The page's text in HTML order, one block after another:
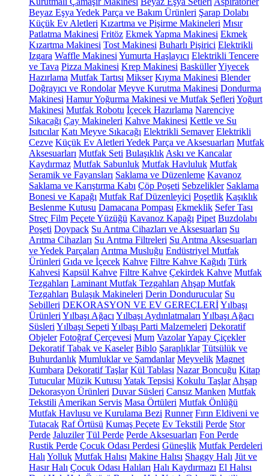
Beyaz Eşya Yedek Parça ve Bakım Ürünleri Şarap Dolabı
Küçük Ev Aletleri Kızartma ve Pişirme Makineleri Mısır
Patlatma Makinesi Fritöz Ekmek Yapma Makinesi Ekmek
Kızartma Makinesi Tost Makinesi Buharlı Pişirici Elektrikli
Izgara Waffle Makinesi Yumurta Haşlayıcı Elektrikli Tencere
ve Tava Pizza Makinesi Krep Makinesi BasküllerYiyecek
Hazırlama Mutfak Tartısı Mikser Kıyma Makinesi Blender
Doğrayıcı ve Rondolar Meyve Kurutma Makinesi Dondurma
Makinesi Hamur Yoğurma Makinesi ve Mutfak Şefleri Yoğurt
Makinesi Mutfak Robotu İçecek Hazırlama Narenciye
Sıkacağı Çay Makineleri Kahve Makinesi Kettle ve Su
Isıtıcılar Katı Meyve Sıkacağı Elektrikli Semaver Elektrikli
Cezve Küçük Ev Aletleri Yedek Parça ve Aksesuarları Mutfak
Aksesuarları Mutfak Seti Bulaşıklık Askı ve Kancalar
Kaydırmaz Mutfak Sabunluk Mutfak Havluluk Mutfak
Seramik ve Fayansları Saklama ve Düzenleme Kavanoz
Saklama ve Karıştırma Kabı Çöp Poşeti Sebzelikler Saklama
Bonesi ve Kapağı Mutfak Raf Düzenleyici Poşetlik Kaşıklık
Beslenme Kutusu Damacana Pompası Ekmeklik Sefer Tası
Streç Film Peçete Yüzüğü Kavanoz Kapağı Pipet Buzdolabı
Poşeti Doypack Su Arıtma Cihazları ve Aksesuarları Su
Arıtma Cihazları Su Arıtma Filtreleri Su Arıtma Aksesuarları
ve Yedek Parçaları Arıtma Musluğu Endüstriyel Mutfak
Ürünleri Gıda ve İçecek Kahve Filtre Kahve Kağıdı Türk
Kahvesi Kapsül Kahve Filtre Kahve Çekirdek Kahve Mutfak
Tezgahları Laminant Mutfak Tezgahları Ahşap Mutfak
Tezgahları Bulaşık Makineleri Derin Dondurucular Su
Sebilleri DEKORASYON VE EV GEREÇLERİYılbaşı
Ürünleri Yılbaşı Ağacı Yılbaşı Aydınlatmaları Yılbaşı Ağacı
Süsleri Yılbaşı Sepeti Yılbaşı Parti Malzemeleri Dekoratif
Objeler Fotoğraf Çerçevesi Mum VazolarYapay Çiçekler
Dekoratif Tabak ve Kaseler Biblo Şaraplıklar Tütsülük ve
Buhurdanlık Mumluklar ve Şamdanlar Meyvelik Magnet
Kumbara Dekoratif Taşlar Kül Tablası Nazar Boncuğu Kitap
Tutucular Müzik Kutusu Yatak Tepsisi Kokulu Taşlar Ahşap
Dekorasyon Ürünleri Duvar Süsleri Cansız Manken Mutfak
Tekstili Amerikan Servis Masa Örtüleri Mutfak Önlüğü
Mutfak Havlusu ve Kurulama Bezi Runner Fırın Eldiveni ve
Tutacak Raf Örtüsü Kumaş Peçete Ev Tekstili Perde Stor
Perde Jaluziler Tül Perde Perde Aksesuarları Fon Perde
Rustik Perde Çocuk Odası Perdesi Güneşlik Mutfak Perdeleri
Halı Yolluk Mutfak Halısı Makine Halısı Shaggy Halı Jüt ve
Hasır Halı Çocuk Odası Halıları Halı Kaydırmazı El Halısı